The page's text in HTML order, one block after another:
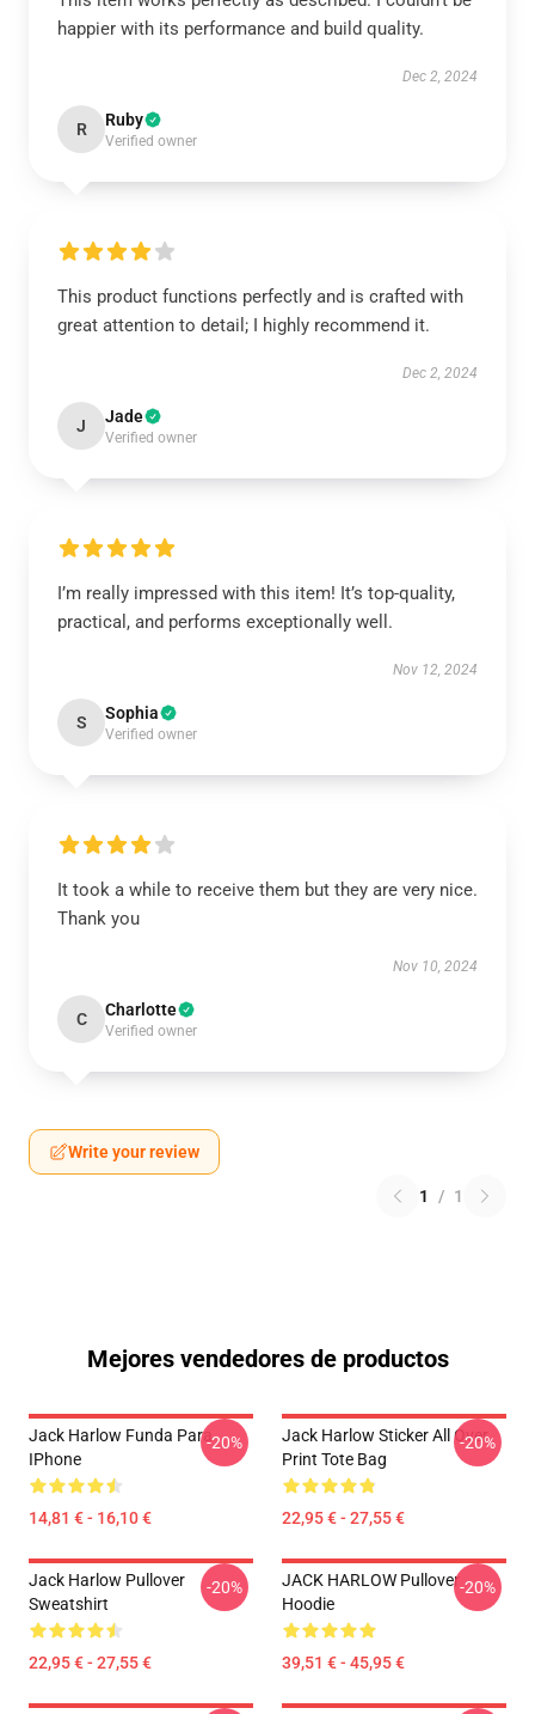
happier with its performance and build quality.
Dec 2, 2024
R Ruby
Verified owner
This product functions perfectly and is crafted with
great attention to detail; I highly recommend it.
Dec 2, 2024
J Jade
Verified owner
I’m really impressed with this item! It’s top-quality,
practical, and performs exceptionally well.
Nov 12, 2024
S Sophia
Verified owner
It took a while to receive them but they are very nice.
Thank you
Nov 10, 2024
C Charlotte
Verified owner
Write your review
1 / 1
Mejores vendedores de productos
Jack Harlow Funda Para
IPhone
14,81 € - 16,10 €
-20%
Jack Harlow Sticker All Over
Print Tote Bag
22,95 € - 27,55 €
-20%
Jack Harlow Pullover
Sweatshirt
22,95 € - 27,55 €
-20%
JACK HARLOW Pullover
Hoodie
39,51 € - 45,95 €
-20%